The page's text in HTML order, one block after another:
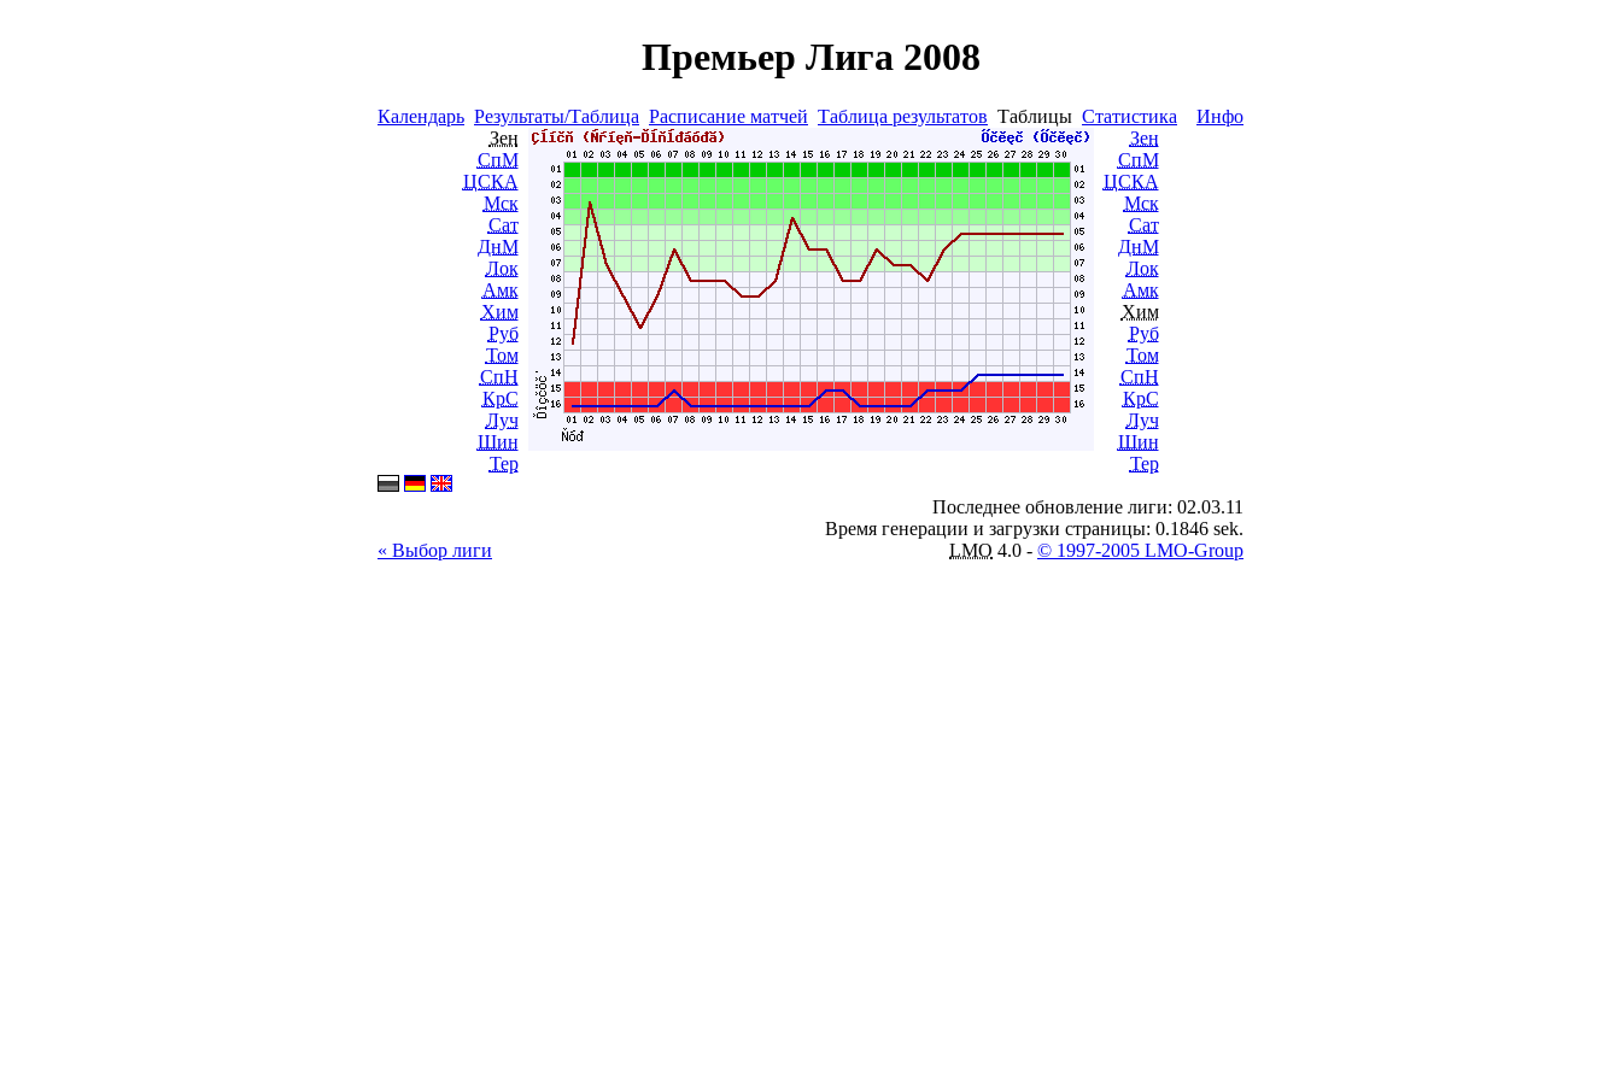
Премьер Лига 2008
Календарь Результаты/Таблица Расписание матчей Таблица результатов Таблицы Статистика
Инфо
Зен
СпМ
ЦСКА
Мск
Сат
ДнМ
Лок
Амк
Хим
Руб
Том
СпН
КрС
Луч
Шин
Тер
Зен
СпМ
ЦСКА
Мск
Сат
ДнМ
Лок
Амк
Хим
Руб
Том
СпН
КрС
Луч
Шин
Тер
« Выбор лиги
Последнее обновление лиги: 02.03.11
Время генерации и загрузки страницы: 0.1846 sek.
LMO 4.0 - © 1997-2005 LMO-Group